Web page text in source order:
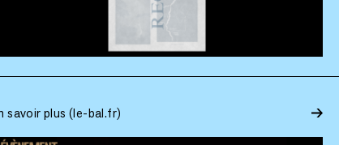
savoir plus (le-bal.fr)